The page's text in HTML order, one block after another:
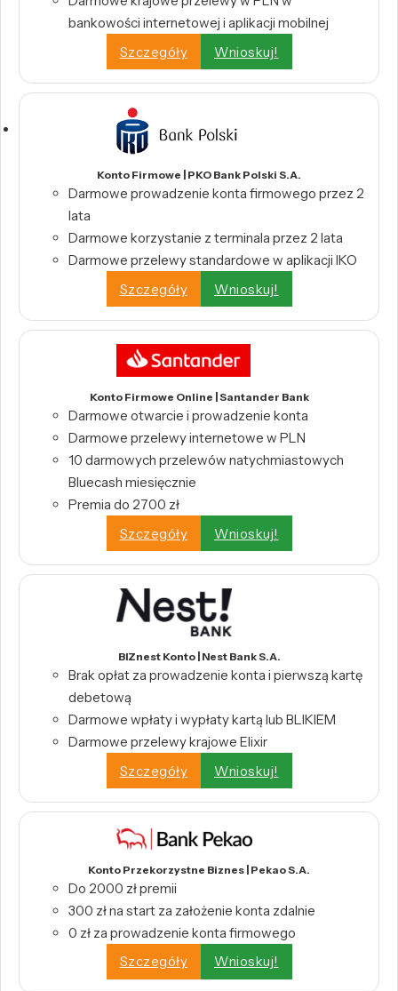
bankowości internetowej i aplikacji mobilnej
Szczegóły
Wnioskuj!
Konto Firmowe | PKO Bank Polski S.A.
Darmowe prowadzenie konta firmowego przez 2
lata
Darmowe korzystanie z terminala przez 2 lata
Darmowe przelewy standardowe w aplikacji IKO
Szczegóły
Wnioskuj!
Konto Firmowe Online | Santander Bank
Darmowe otwarcie i prowadzenie konta
Darmowe przelewy internetowe w PLN
10 darmowych przelewów natychmiastowych
Bluecash miesięcznie
Premia do 2700 zł
Szczegóły
Wnioskuj!
BIZnest Konto | Nest Bank S.A.
Brak opłat za prowadzenie konta i pierwszą kartę
debetową
Darmowe wpłaty i wypłaty kartą lub BLIKIEM
Darmowe przelewy krajowe Elixir
Szczegóły
Wnioskuj!
Konto Przekorzystne Biznes | Pekao S.A.
Do 2000 zł premii
300 zł na start za założenie konta zdalnie
0 zł za prowadzenie konta firmowego
Szczegóły
Wnioskuj!